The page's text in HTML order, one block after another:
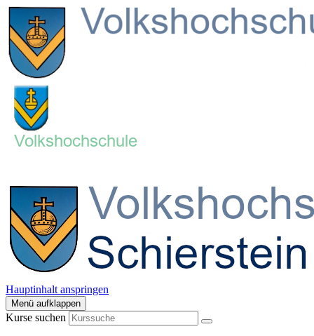
Hauptinhalt anspringen
Menü aufklappen
Kurse suchen